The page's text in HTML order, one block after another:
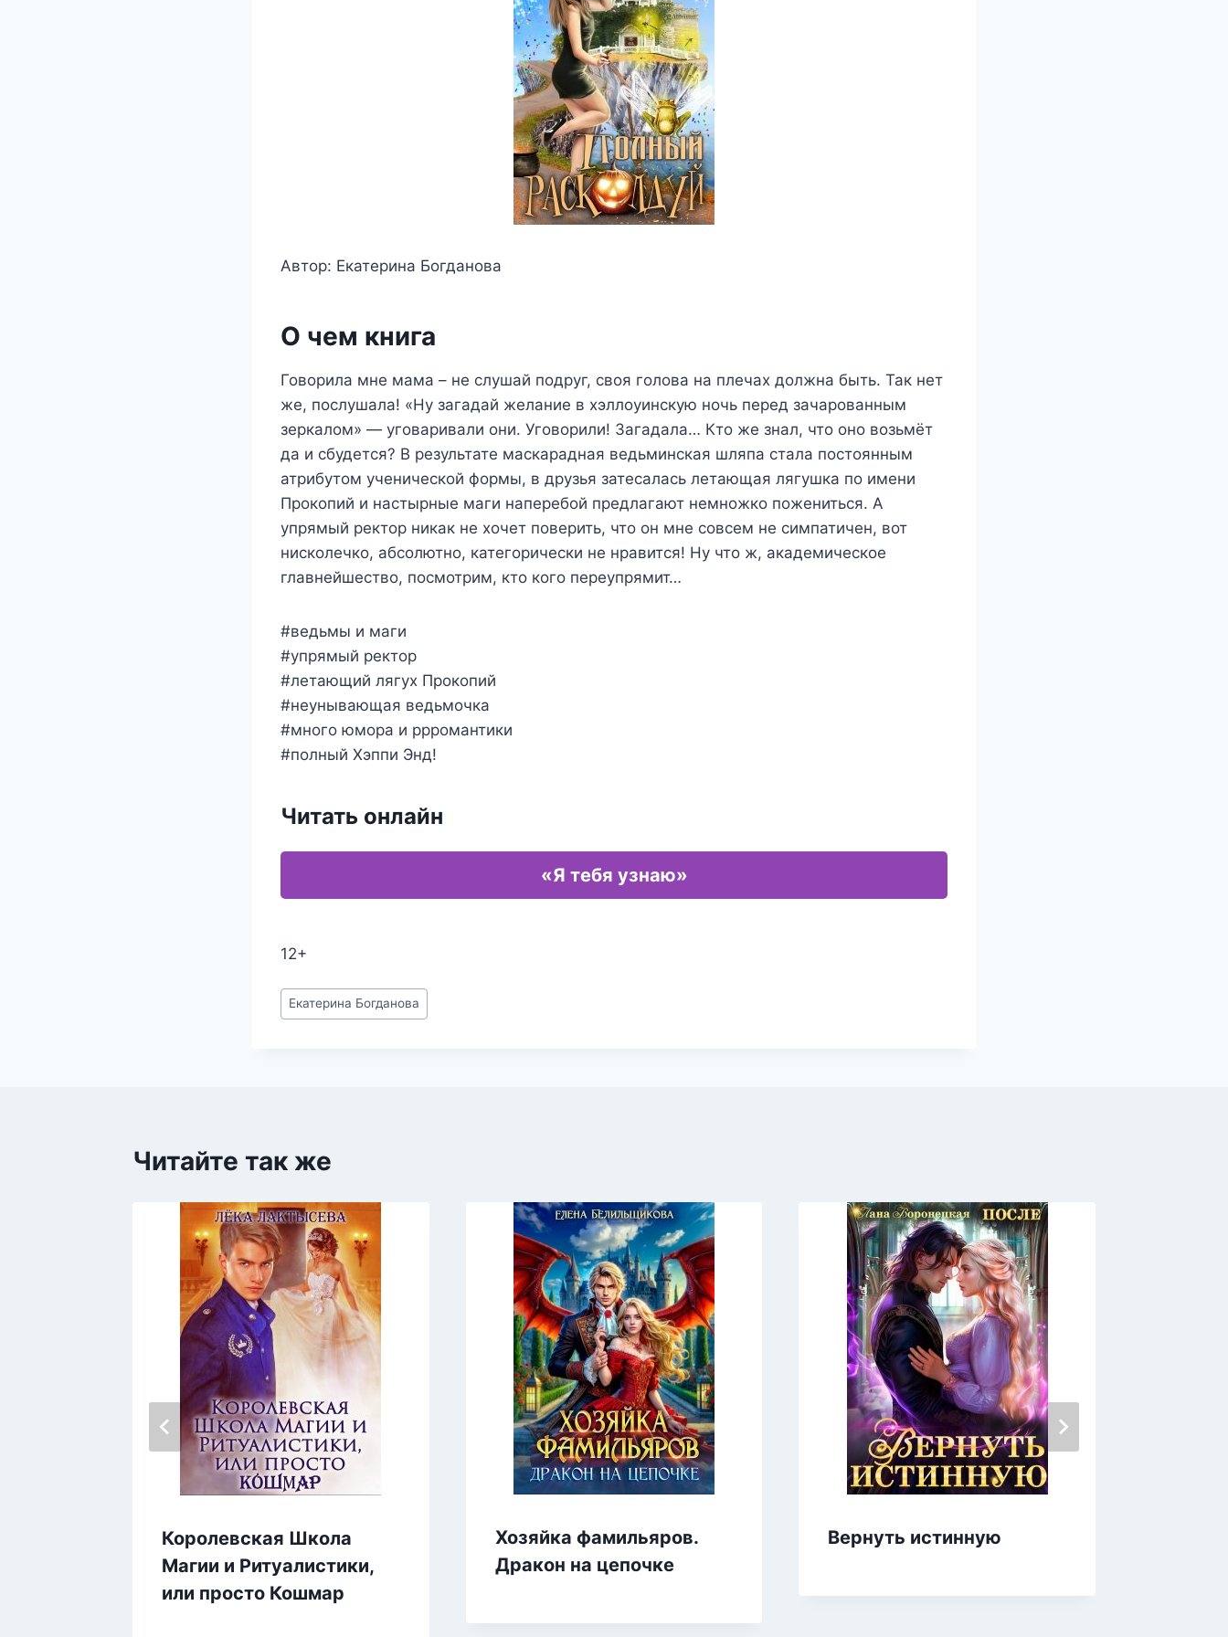
Автор: Екатерина Богданова
О чем книга
Говорила мне мама – не слушай подруг, своя голова на плечах должна быть. Так нет
же, послушала! «Ну загадай желание в хэллоуинскую ночь перед зачарованным
зеркалом» — уговаривали они. Уговорили! Загадала… Кто же знал, что оно возьмёт
да и сбудется? В результате маскарадная ведьминская шляпа стала постоянным
атрибутом ученической формы, в друзья затесалась летающая лягушка по имени
Прокопий и настырные маги наперебой предлагают немножко пожениться. А
упрямый ректор никак не хочет поверить, что он мне совсем не симпатичен, вот
нисколечко, абсолютно, категорически не нравится! Ну что ж, академическое
главнейшество, посмотрим, кто кого переупрямит…
#ведьмы и маги
#упрямый ректор
#летающий лягух Прокопий
#неунывающая ведьмочка
#много юмора и ррромантики
#полный Хэппи Энд!
Читать онлайн
«Я тебя узнаю»
12+
Метки
записи:
Екатерина Богданова
Читайте так же
Королевская Школа
Магии и Ритуалистики,
или просто Кошмар
Хозяйка фамильяров.
Дракон на цепочке
Вернуть истинную